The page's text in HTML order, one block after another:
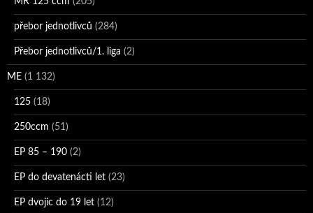
přebor jednotlivců (284)
Přebor jednotlivců/1. liga (2)
ME (1 132)
125 (18)
250ccm (51)
EP 85 – 190 (2)
EP do devatenácti let (23)
EP dvojic do 19 let (12)